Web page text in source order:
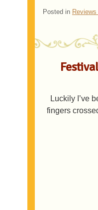
Posted in
Luckily I’ve
fingers